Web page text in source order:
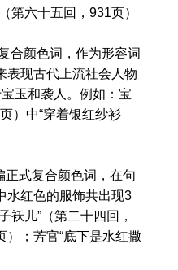
第六十五回，931页）
合颜色词，作为形容词
表现古代上流社会人物
玉和袭人。例如：宝
）中“穿着银红纱衫
式复合颜色词，在句
水红色的服饰共出现3
袄儿”（第二十四回，
）；芳官“底下是水红撒